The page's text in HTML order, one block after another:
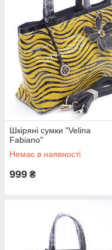
Шкіряні сумки "Velina
Fabiano"
Немає в наявності
999 ₴